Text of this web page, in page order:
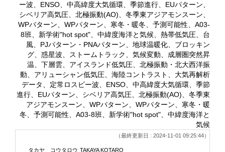
ー波、ENSO、中高緯度大気循環、季節進行、EUパターン、
シベリア高気圧、北極振動(AO)、冬季東アジアモンスーン、
WPバターン、WPパターン、寒冬・暖冬、予測可能性、A03-
8班、新学術"hot spot"、中緯度海洋と気候、熱帯低気圧、台
風、PJパターン・PNAパターン、地球温暖化、ブロッキン
グ、惑星波、ストームトラック、気候変動、成層圏突然昇
温、下層雲、アイスランド低気圧、北極振動・北大西洋振
動、アリューシャン低気圧、海陸コントラスト、大気再解析
データ、定常ロスビー波、ENSO、中高緯度大気循環、季節
進行、EUパターン、シベリア高気圧、北極振動(AO)、冬季東
アジアモンスーン、WPバターン、WPパターン、寒冬・暖
冬、予測可能性、A03-8班、新学術"hot spot"、中緯度海洋と
気候
（最終更新日 : 2024-11-01 09:25:44）
タカヤ コウタロウ TAKAYA KOTARO